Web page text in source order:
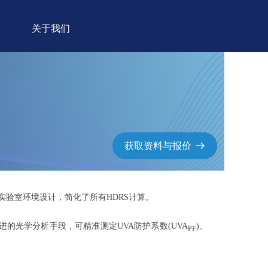
关于我们
室环境设计，简化了所有HDRS计算。
的光学分析手段，可精准测定UVA防护系数(UVAPF)、
获取资料与报价 뀠